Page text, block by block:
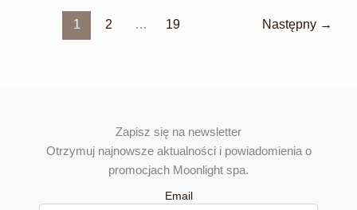
1 2 … 19 Następny →
Zapisz się na newsletter
Otrzymuj najnowsze aktualności i powiadomienia o
promocjach Moonlight spa.
Email